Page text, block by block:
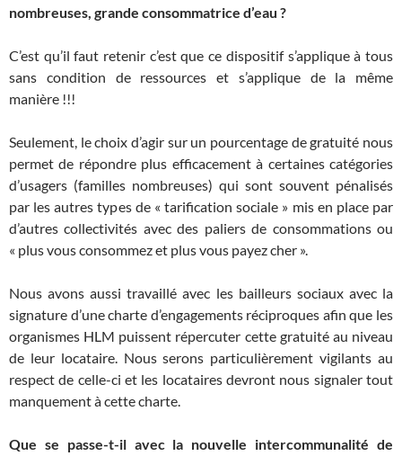
nombreuses, grande consommatrice d’eau ?
C’est qu’il faut retenir c’est que ce dispositif s’applique à tous
sans condition de ressources et s’applique de la même
manière !!!
Seulement, le choix d’agir sur un pourcentage de gratuité nous
permet de répondre plus efficacement à certaines catégories
d’usagers (familles nombreuses) qui sont souvent pénalisés
par les autres types de « tarification sociale » mis en place par
d’autres collectivités avec des paliers de consommations ou
« plus vous consommez et plus vous payez cher ».
Nous avons aussi travaillé avec les bailleurs sociaux avec la
signature d’une charte d’engagements réciproques afin que les
organismes HLM puissent répercuter cette gratuité au niveau
de leur locataire. Nous serons particulièrement vigilants au
respect de celle-ci et les locataires devront nous signaler tout
manquement à cette charte.
Que se passe-t-il avec la nouvelle intercommunalité de